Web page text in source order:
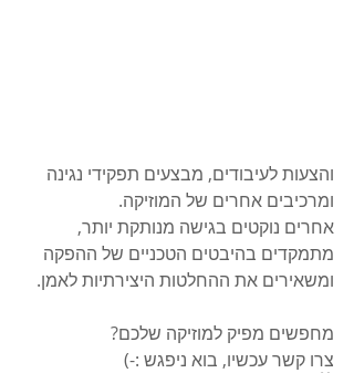
והצעות לעיבודים, מבצעים תפקידי נגינה
ומרכיבים אחרים של המוזיקה.
אחרים נוקטים בגישה מנותקת יותר,
מתמקדים בהיבטים הטכניים של ההפקה
ומשאירים את ההחלטות היצירתיות לאמן.
מחפשים מפיק למוזיקה שלכם?
צרו קשר עכשיו, בוא ניפגש :-)